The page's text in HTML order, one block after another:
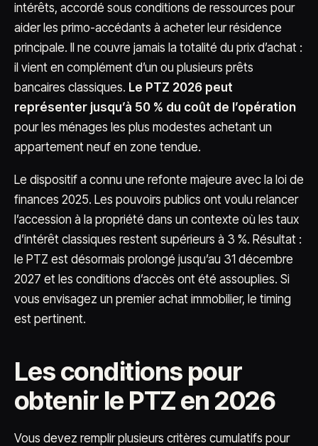
intérêts, accordé sous conditions de ressources pour
aider les primo-accédants à acheter leur résidence
principale. Il ne couvre jamais la totalité du prix d’achat :
il vient en complément d’un ou plusieurs prêts
bancaires classiques. Le PTZ 2026 peut
représenter jusqu’à 50 % du coût de l’opération
pour les ménages les plus modestes achetant un
appartement neuf en zone tendue.
Le dispositif a connu une refonte majeure avec la loi de
finances 2025. Les pouvoirs publics ont voulu relancer
l’accession à la propriété dans un contexte où les taux
d’intérêt classiques restent supérieurs à 3 %. Résultat :
le PTZ est désormais prolongé jusqu’au 31 décembre
2027 et les conditions d’accès ont été assouplies. Si
vous envisagez un premier achat immobilier, le timing
est pertinent.
Les conditions pour
obtenir le PTZ en 2026
Vous devez remplir plusieurs critères cumulatifs pour